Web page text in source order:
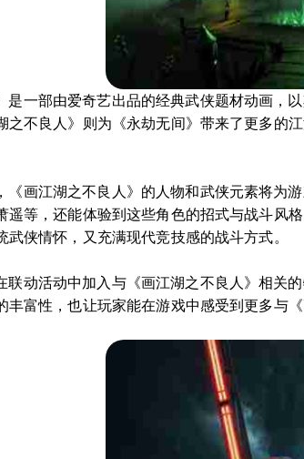
是一部由爱奇艺出品的经典武侠题材动画
之不良人》则为《永劫无间》带来了更多的
《画江湖之不良人》的人物和武侠元素将为
遥等，还能体验到这些角色的招式与战斗风
侠情怀，又充满现代竞技感的战斗方式。
联动活动中加入与《画江湖之不良人》相
丰富性，也让玩家能在游戏中感受到更多与